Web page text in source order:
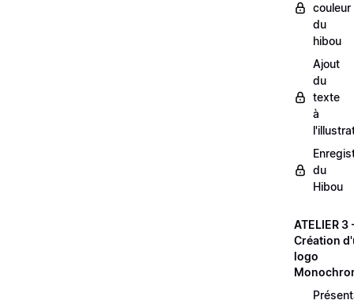
couleur
du
hibou
Ajout
du
texte
à
du
Hibou
ATELIER 3
Création
logo